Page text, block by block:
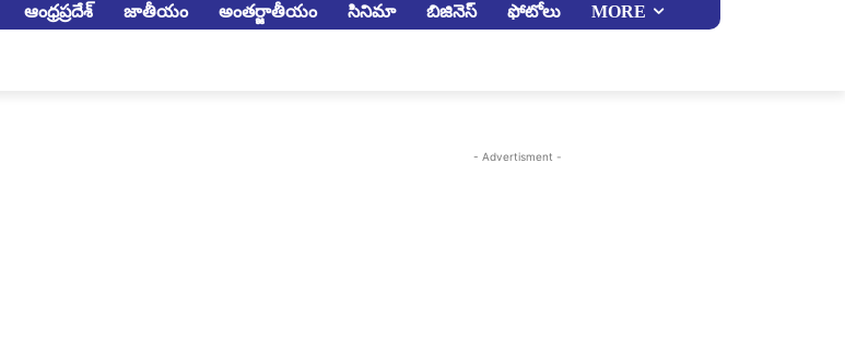
ఆంధ్రప్రదేశ్ జాతీయం అంతర్జాతీయం సినిమా బిజినెస్ ఫోటోలు MORE
- Advertisment -